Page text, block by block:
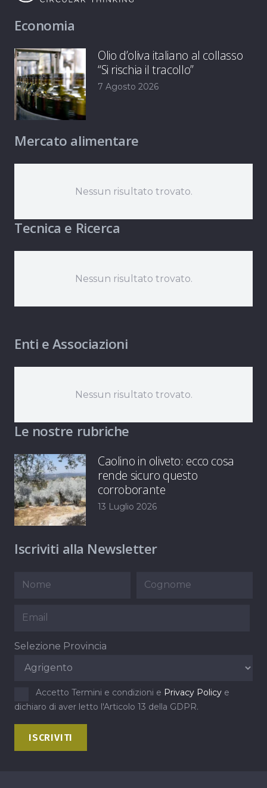
Economia
Olio d’oliva italiano al collasso
“Si rischia il tracollo”
7 Agosto 2026
Mercato alimentare
Nessun risultato trovato.
Tecnica e Ricerca
Nessun risultato trovato.
Enti e Associazioni
Nessun risultato trovato.
Le nostre rubriche
Caolino in oliveto: ecco cosa
rende sicuro questo
corroborante
13 Luglio 2026
Iscriviti alla Newsletter
Selezione Provincia
Accetto Termini e condizioni e Privacy Policy e
dichiaro di aver letto l'Articolo 13 della GDPR.